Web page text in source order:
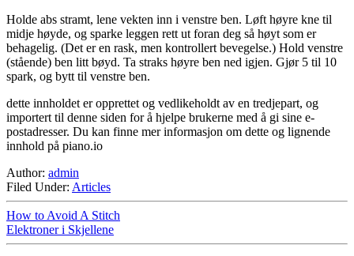
Holde abs stramt, lene vekten inn i venstre ben. Løft høyre kne til
midje høyde, og sparke leggen rett ut foran deg så høyt som er
behagelig. (Det er en rask, men kontrollert bevegelse.) Hold venstre
(stående) ben litt bøyd. Ta straks høyre ben ned igjen. Gjør 5 til 10
spark, og bytt til venstre ben.
dette innholdet er opprettet og vedlikeholdt av en tredjepart, og
importert til denne siden for å hjelpe brukerne med å gi sine e-
postadresser. Du kan finne mer informasjon om dette og lignende
innhold på piano.io
Author: admin
Filed Under: Articles
How to Avoid A Stitch
Elektroner i Skjellene